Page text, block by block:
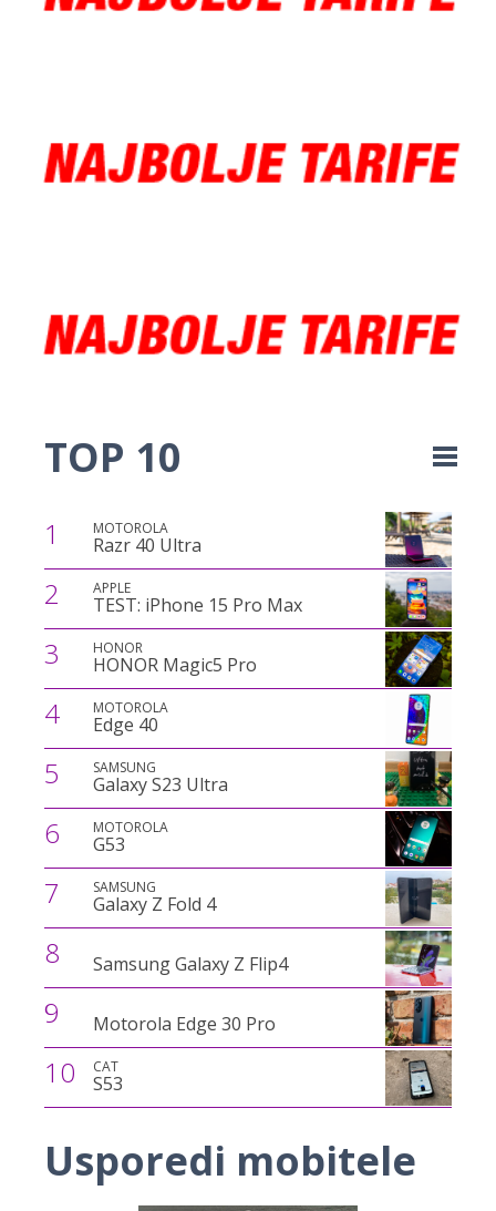
TOP 10
1 MOTOROLA
Razr 40 Ultra
2 APPLE
TEST: iPhone 15 Pro Max
3 HONOR
HONOR Magic5 Pro
4 MOTOROLA
Edge 40
5 SAMSUNG
Galaxy S23 Ultra
6 MOTOROLA
G53
7 SAMSUNG
Galaxy Z Fold 4
8 Samsung Galaxy Z Flip4
9 Motorola Edge 30 Pro
10 CAT
S53
Usporedi mobitele